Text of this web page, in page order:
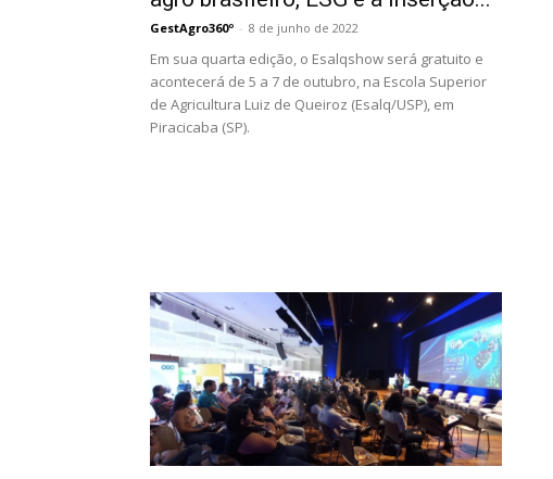
GestAgro360º - 8 de junho de 2022
Em sua quarta edição, o Esalqshow será gratuito e
acontecerá de 5 a 7 de outubro, na Escola Superior
de Agricultura Luiz de Queiroz (Esalq/USP), em
Piracicaba (SP).